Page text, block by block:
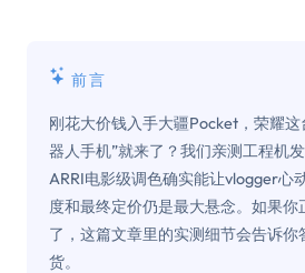
前言
刚花大价钱入手大疆Pocket，荣耀
器人手机”就来了？我们亲测工程机
ARRI电影级调色确实能让vlogger心
度和最终定价仍是最大悬念。如果你
了，这篇文章里的实测细节会告诉
货。